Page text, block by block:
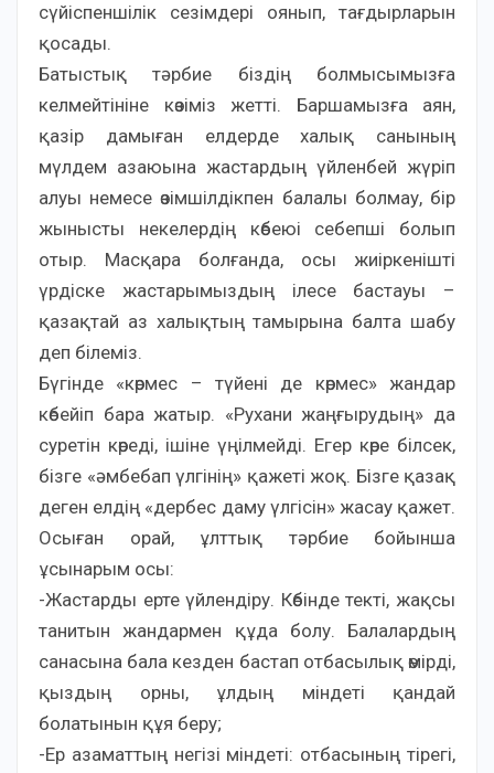
сүйіспеншілік сезімдері оянып, тағдырларын
қосады.
Батыстық тәрбие біздің болмысымызға
келмейтініне көзіміз жетті. Баршамызға аян,
қазір дамыған елдерде халық санының
мүлдем азаюына жастардың үйленбей жүріп
алуы немесе өзімшілдікпен балалы болмау, бір
жынысты некелердің көбеюі себепші болып
отыр. Масқара болғанда, осы жиіркенішті
үрдіске жастарымыздың ілесе бастауы –
қазақтай аз халықтың тамырына балта шабу
деп білеміз.
Бүгінде «көрмес – түйені де көрмес» жандар
көбейіп бара жатыр. «Рухани жаңғырудың» да
суретін көреді, ішіне үңілмейді. Егер көре білсек,
бізге «әмбебап үлгінің» қажеті жоқ. Бізге қазақ
деген елдің «дербес даму үлгісін» жасау қажет.
Осыған орай, ұлттық тәрбие бойынша
ұсынарым осы:
-Жастарды ерте үйлендіру. Көбінде текті, жақсы
танитын жандармен құда болу. Балалардың
санасына бала кезден бастап отбасылық өмірді,
қыздың орны, ұлдың міндеті қандай
болатынын құя беру;
-Ер азаматтың негізі міндеті: отбасының тірегі,